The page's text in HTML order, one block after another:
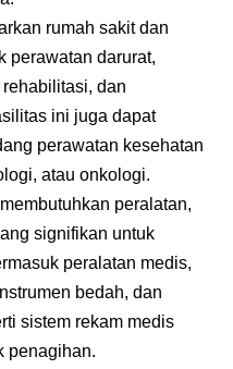
rumah sakit dan
perawatan darurat,
dan
ini juga dapat
perawatan kesehatan
atau onkologi.
peralatan,
signifikan untuk
peralatan medis,
bedah, dan
sistem rekam medis
penagihan.